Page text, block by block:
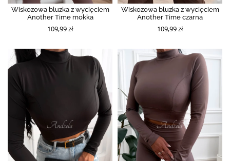
Wiskozowa bluzka z wycięciem
Another Time mokka
109,99 zł
Wiskozowa bluzka z wycięciem
Another Time czarna
109,99 zł